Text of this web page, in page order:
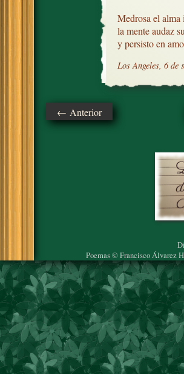
Medrosa el alma
la mente audaz
y persisto en
Los Angeles, 6 de
← Anterior
Poemas © Francisco Álvarez